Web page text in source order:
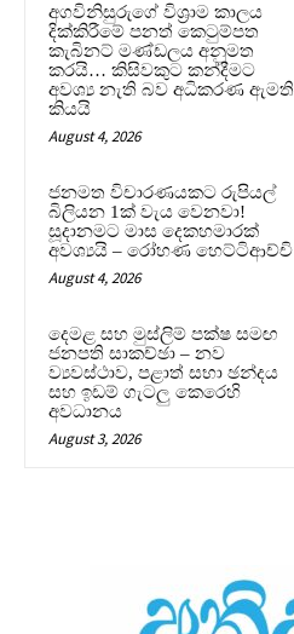
අගවිනිසුරුගේ විශ්‍රාම කාලය
දික්කිරීමේ පනත් කෙටුම්පත
කැබිනට් මණ්ඩලය අනුමත
කරයි… කිසිවකුට කන්දීමට
අවශ්‍ය නැති බව අධිකරණ ඇමති
කියයි
August 4, 2026
ජනමත විචාරණයකට රුපියල්
බිලියන 1ක් වැය වෙනවා!
සූදානමට මාස දෙකහමාරක්
අවශ්‍යයි – රෝහණ හෙට්ටිආච්චි
August 4, 2026
දෙමළ සහ මුස්ලිම් පක්ෂ සමඟ
ජනපති සාකච්ඡා – නව
ව්‍යවස්ථාව, පළාත් සභා ඡන්දය
සහ ඉඩම් ගැටලු කෙරෙහි
අවධානය
August 3, 2026